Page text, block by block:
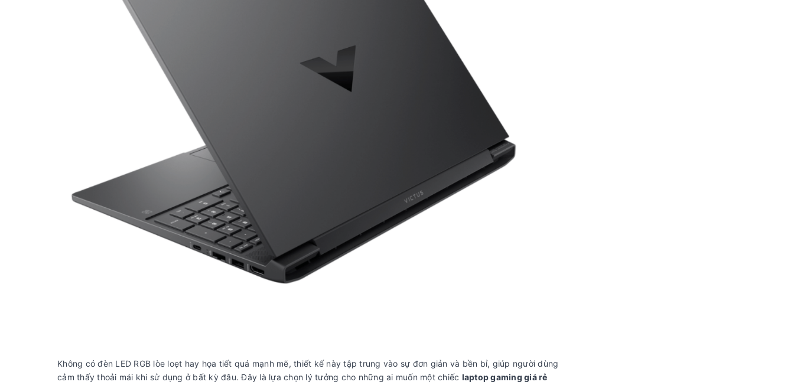
Không có đèn LED RGB lòe loẹt hay họa tiết quá mạnh mẽ, thiết kế này tập trung vào sự đơn giản và bền bỉ, giúp người dùng
cảm thấy thoải mái khi sử dụng ở bất kỳ đâu. Đây là lựa chọn lý tưởng cho những ai muốn một chiếc laptop gaming giá rẻ